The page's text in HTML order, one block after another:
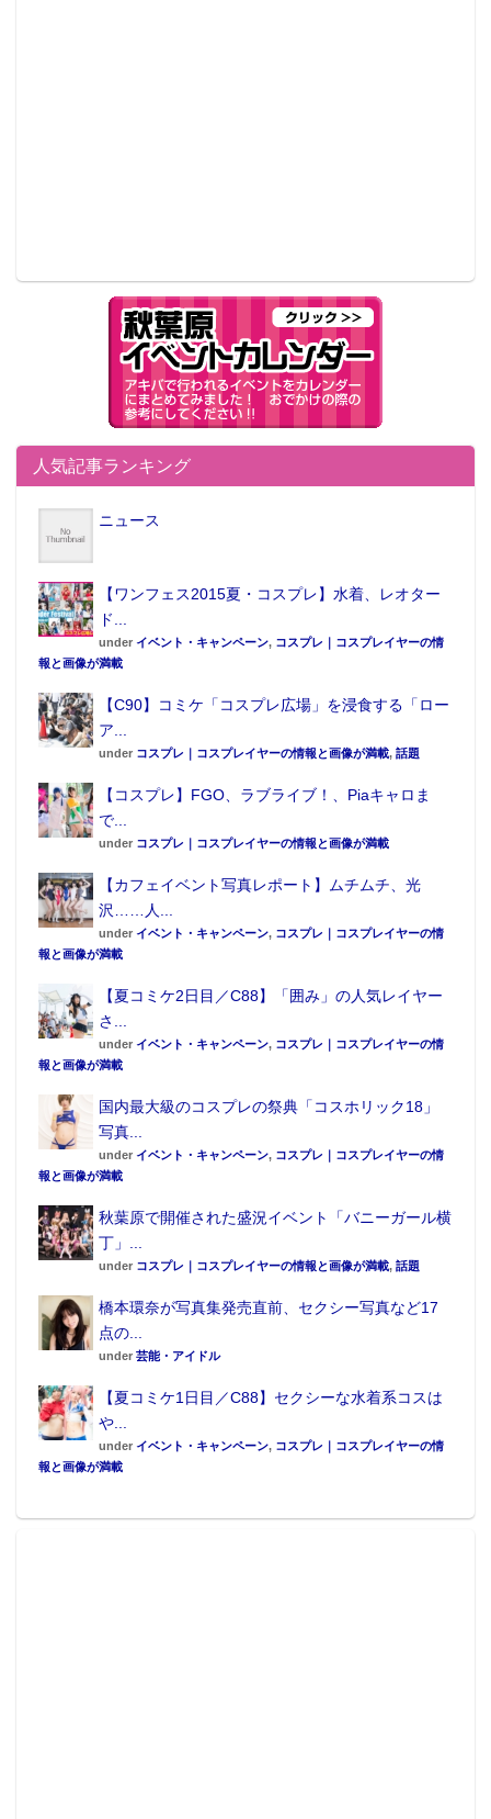
人気記事ランキング
ニュース
【ワンフェス2015夏・コスプレ】水着、レオター
ド...
under イベント・キャンペーン, コスプレ｜コスプレイヤーの情
報と画像が満載
【C90】コミケ「コスプレ広場」を浸食する「ロー
ア...
under コスプレ｜コスプレイヤーの情報と画像が満載, 話題
【コスプレ】FGO、ラブライブ！、Piaキャロま
で...
under コスプレ｜コスプレイヤーの情報と画像が満載
【カフェイベント写真レポート】ムチムチ、光
沢……人...
under イベント・キャンペーン, コスプレ｜コスプレイヤーの情
報と画像が満載
【夏コミケ2日目／C88】「囲み」の人気レイヤー
さ...
under イベント・キャンペーン, コスプレ｜コスプレイヤーの情
報と画像が満載
国内最大級のコスプレの祭典「コスホリック18」
写真...
under イベント・キャンペーン, コスプレ｜コスプレイヤーの情
報と画像が満載
秋葉原で開催された盛況イベント「バニーガール横
丁」...
under コスプレ｜コスプレイヤーの情報と画像が満載, 話題
橋本環奈が写真集発売直前、セクシー写真など17
点の...
under 芸能・アイドル
【夏コミケ1日目／C88】セクシーな水着系コスは
や...
under イベント・キャンペーン, コスプレ｜コスプレイヤーの情
報と画像が満載